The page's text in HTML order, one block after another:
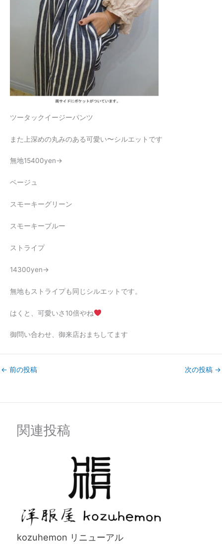
ツータックイージーパンツ
また上深めの丸みのある可愛い〜シルエットです
無地15400yen→
ベージュ
スモーキーグリーン
スモーキーブルー
ストライプ
14300yen→
無地もストライプも同じシルエットです。
はくと、可愛いさ10倍やね
御問い合わせ、御来店おまちしてます
← 前の投稿 次の投稿 →
関連投稿
kozuhemon リニューアル